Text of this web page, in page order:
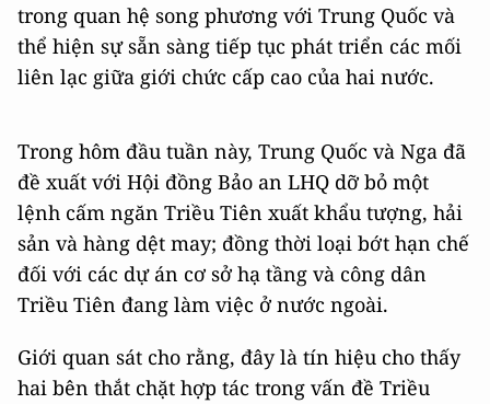
trong quan hệ song phương với Trung Quốc và
thể hiện sự sẵn sàng tiếp tục phát triển các mối
liên lạc giữa giới chức cấp cao của hai nước.
Trong hôm đầu tuần này, Trung Quốc và Nga đã
đề xuất với Hội đồng Bảo an LHQ dỡ bỏ một
lệnh cấm ngăn Triều Tiên xuất khẩu tượng, hải
sản và hàng dệt may; đồng thời loại bớt hạn chế
đối với các dự án cơ sở hạ tầng và công dân
Triều Tiên đang làm việc ở nước ngoài.
Giới quan sát cho rằng, đây là tín hiệu cho thấy
hai bên thắt chặt hợp tác trong vấn đề Triều